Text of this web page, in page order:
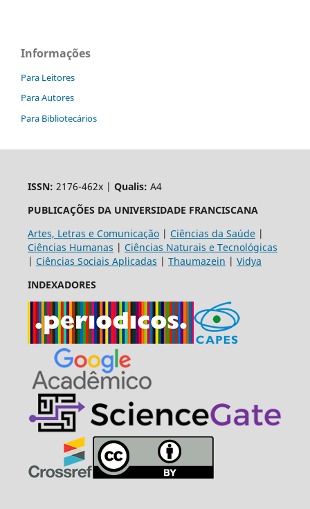
Informações
Para Leitores
Para Autores
Para Bibliotecários
ISSN: 2176-462x | Qualis: A4
PUBLICAÇÕES DA UNIVERSIDADE FRANCISCANA
Artes, Letras e Comunicação| Ciências da Saúde|
Ciências Humanas | Ciências Naturais e Tecnológicas
| Ciências Sociais Aplicadas | Thaumazein | Vidya
INDEXADORES